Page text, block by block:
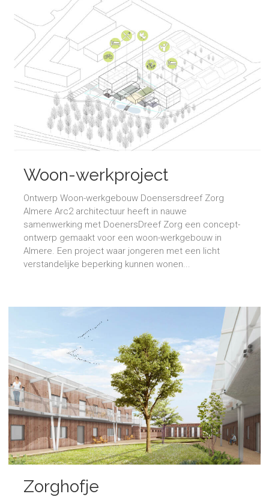
Woon-werkproject
Doenersdreef
Ontwerp Woon-werkgebouw Doensersdreef Zorg
Almere Arc2 architectuur heeft in nauwe
samenwerking met DoenersDreef Zorg een concept-
ontwerp gemaakt voor een woon-werkgebouw in
Almere. Een project waar jongeren met een licht
verstandelijke beperking kunnen wonen...
Zorghofje